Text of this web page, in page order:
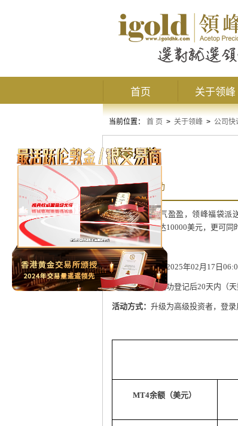
首页 关于领峰
当前位置： 首 页 > 关于领峰 > 公司快
领峰公告
2月赠金活动
春意盎然，福气盈盈，领峰福袋派
赠，回赠最高达10000美元，更可同
赠金申请时间：2025年02月17日
赠金有效期：成功登记后20天内（天
活动方式： 升级为高级投资者，登录
MT4余额（美元）